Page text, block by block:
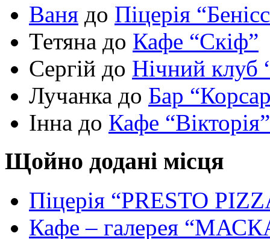
Ваня до Піцерія
Тетяна до Кафе “Скіф”
Сергій до Нічний клуб
Лучанка до Бар
Інна до Кафе “Вікторія”
Щойно додані місця
Піцерія “PRESTO
Кафе – галерея